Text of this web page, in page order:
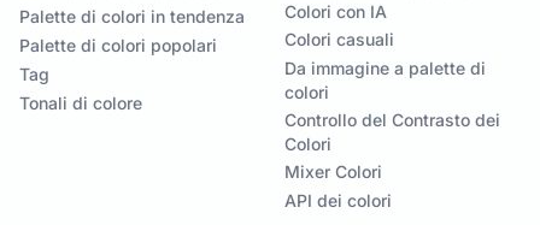
Palette di colori in tendenza
Palette di colori popolari
Tag
Tonali di colore
Colori con IA
Colori casuali
Da immagine a palette di
colori
Controllo del Contrasto dei
Colori
Mixer Colori
API dei colori